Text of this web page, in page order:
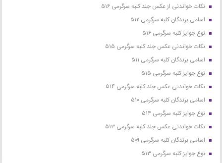
نکات خواندنی از عکس جلد کلبه سرگرمی ۵۱۶
اسامی برندگان کلبه سرگرمی ۵۱۲
نوع جوایز کلبه سرگرمی ۵۱۶
نکات خواندنی عکس جلد کلبه سرگرمی ۵۱۵
اسامی برندگان کلبه سرگرمی ۵۱۱
نوع جوایز کلبه سرگرمی ۵۱۵
نکات خواندنی عکس جلد کلبه سرگرمی ۵۱۴
اسامی برندگان کلبه سرگرمی ۵۱۰
نوع جوایز کلبه سرگرمی ۵۱۴
نکات خواندنی عکس جلد کلبه سرگرمی ۵۱۳
اسامی برندگان کلبه سرگرمی ۵۰۹
نوع جوایز کلبه سرگرمی ۵۱۳